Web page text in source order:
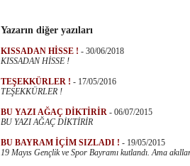
Yazarın diğer yazıları
KISSADAN HİSSE ! - 30/06/2018
KISSADAN HİSSE !
TEŞEKKÜRLER ! - 17/05/2016
TEŞEKKÜRLER !
BU YAZI AĞAÇ DİKTİRİR - 06/07/2015
BU YAZI AĞAÇ DİKTİRİR
BU BAYRAM İÇİM SIZLADI ! - 19/05/2015
19 Mayıs Gençlik ve Spor Bayramı kutlandı. Ama